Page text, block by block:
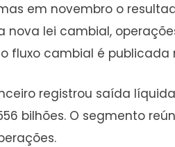
em novembro o
lei cambial,
fluxo cambial é
registrou saída líquida
bilhões. O segmento